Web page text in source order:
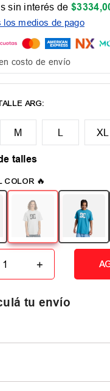
sin interés de$3334,
los medios de pago
costo de envío
M L XL
talles
＋
tu envío